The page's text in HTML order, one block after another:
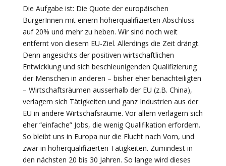
Die Aufgabe ist: Die Quote der europäischen
BürgerInnen mit einem höherqualifizierten Abschluss
auf 20% und mehr zu heben. Wir sind noch weit
entfernt von diesem EU-Ziel. Allerdings die Zeit drängt.
Denn angesichts der positiven wirtschaftlichen
Entwicklung und sich beschleunigenden Qualifizierung
der Menschen in anderen – bisher eher benachteiligten
– Wirtschaftsräumen ausserhalb der EU (z.B. China),
verlagern sich Tätigkeiten und ganz Industrien aus der
EU in andere Wirtschafsräume. Vor allem verlagern sich
eher “einfache” Jobs, die wenig Qualifikation erfordern.
So bleibt uns in Europa nur die Flucht nach Vorn, und
zwar in höherqualifizierten Tätigkeiten. Zumindest in
den nächsten 20 bis 30 Jahren. So lange wird dieses